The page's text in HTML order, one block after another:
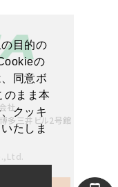
目的の
の
同意ボ
のまま本
クッキ
たしま
社
多三井ビル2号館